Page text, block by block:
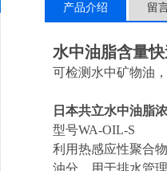
产品介绍 留
水中油脂含量
可检测水中矿物油
日本共立水中油脂
型号WA-OIL-S
利用热感应性聚合
油分。用于排水管